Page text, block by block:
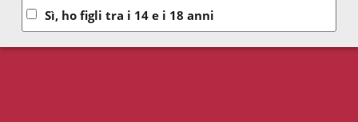
Sì, ho figli tra i 14 e i 18 anni